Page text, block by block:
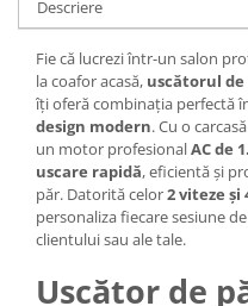
Cap manechin par natural
Trepiede cap manechin
Foarfece de tuns
Foarfece de filat
Descriere
Fie că lucrezi într-un salon
la coafor acasă, uscătorul de
îți oferă combinația perfectă
design modern. Cu o
un motor profesionalAC de
uscare rapidă, eficientă și
păr. Datorită celor2 viteze
personaliza fiecare sesiune
clientului sau ale tale.
Uscător de